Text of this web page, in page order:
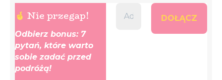
Nie przegap!
Odbierz bonus: 7
pytań, które warto
sobie zadać przed
podróżą!